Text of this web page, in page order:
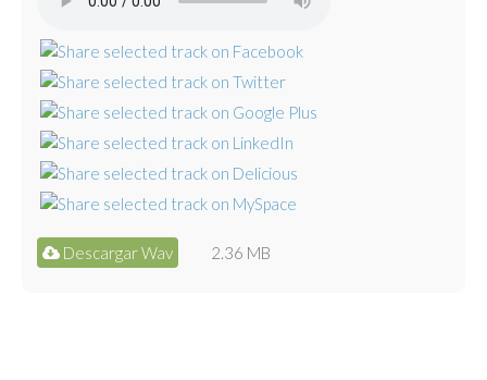
Descargar Wav 2.36 MB